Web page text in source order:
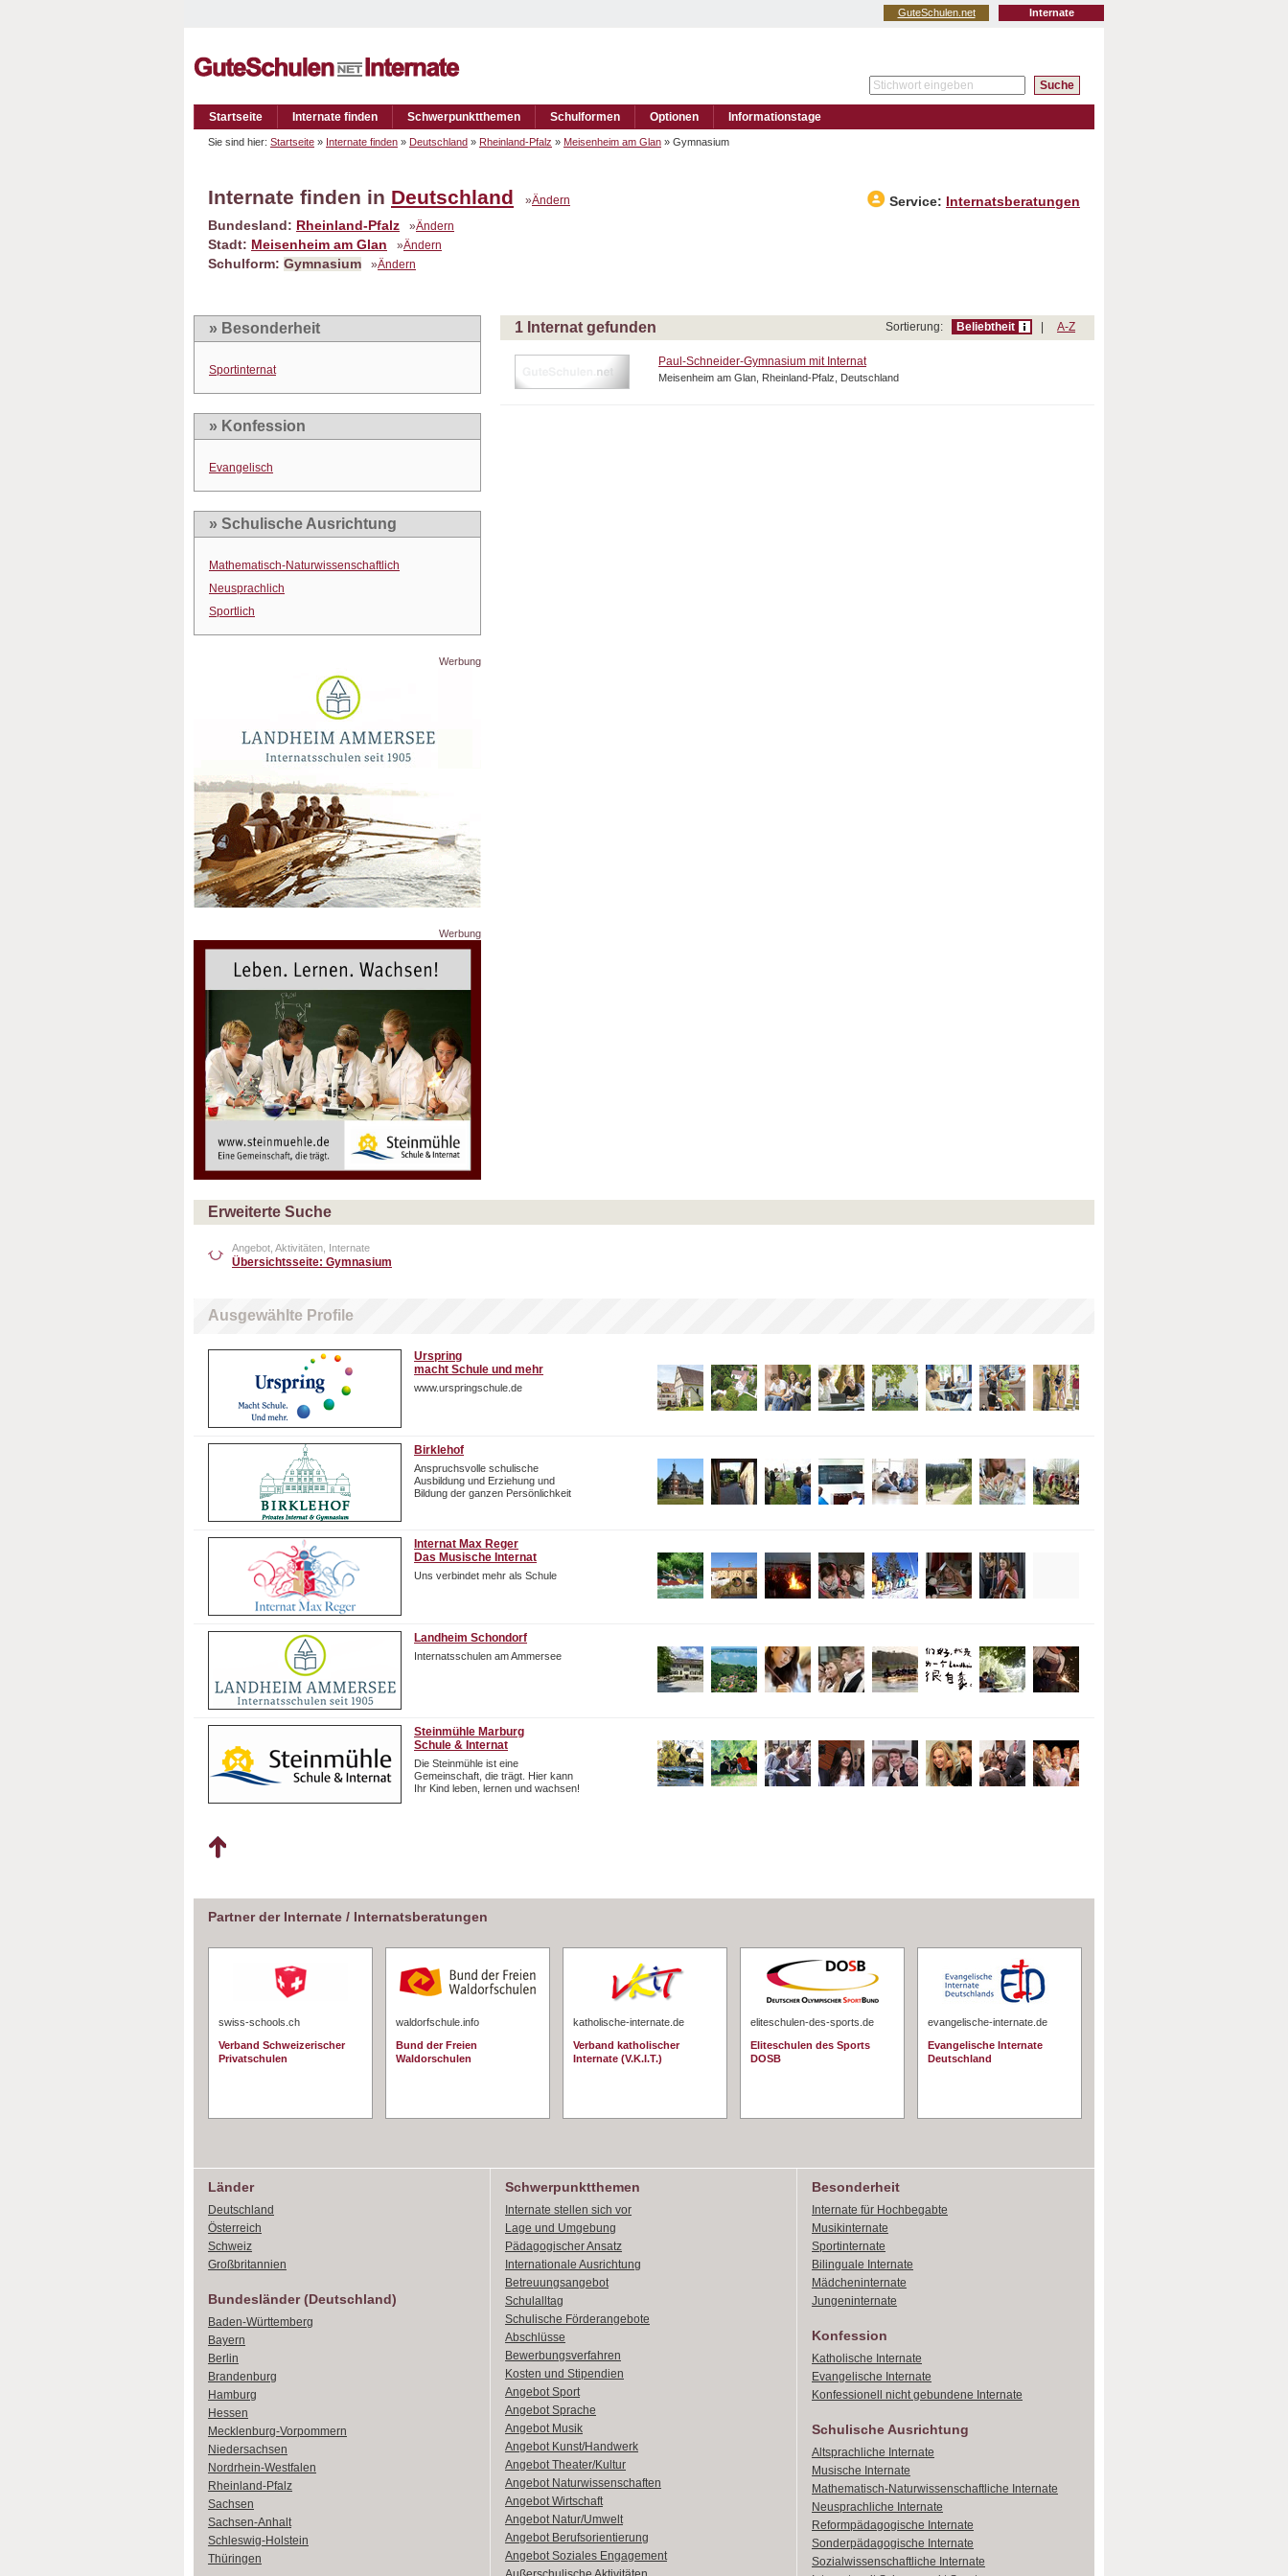
Internate
GuteSchulen.net
Startseite Internate finden Schwerpunktthemen Schulformen Optionen Informationstage
Sie sind hier: Startseite » Internate finden » Deutschland » Rheinland-Pfalz » Meisenheim am Glan » Gymnasium
Internate finden in Deutschland »Ändern Service:
Internatsberatungen
Bundesland: Rheinland-Pfalz »Ändern
Stadt: Meisenheim am Glan »Ändern
Schulform: Gymnasium »Ändern
» Besonderheit
Sportinternat
» Konfession
Evangelisch
» Schulische Ausrichtung
Mathematisch-Naturwissenschaftlich
Neusprachlich
Sportlich
Werbung
Werbung
1 Internat gefunden Sortierung: Beliebtheit A-Z
Paul-Schneider-Gymnasium mit Internat
Meisenheim am Glan, Rheinland-Pfalz, Deutschland
Erweiterte Suche
Angebot, Aktivitäten, Internate
Übersichtsseite: Gymnasium
Ausgewählte Profile
Urspring
macht Schule und mehr
www.urspringschule.de
Birklehof
Anspruchsvolle schulische
Ausbildung und Erziehung und
Bildung der ganzen Persönlichkeit
Internat Max Reger
Das Musische Internat
Uns verbindet mehr als Schule
Landheim Schondorf
Internatsschulen am Ammersee
Steinmühle Marburg
Schule & Internat
Die Steinmühle ist eine
Gemeinschaft, die trägt. Hier kann
Ihr Kind leben, lernen und wachsen!
Partner der Internate / Internatsberatungen
swiss-schools.ch
Verband Schweizerischer
Privatschulen
waldorfschule.info
Bund der Freien
Waldorschulen
katholische-internate.de
Verband katholischer
Internate (V.K.I.T.)
eliteschulen-des-sports.de
Eliteschulen des Sports
DOSB
evangelische-internate.de
Evangelische Internate
Deutschland
Länder
Deutschland
Österreich
Schweiz
Großbritannien
Bundesländer (Deutschland)
Baden-Württemberg
Bayern
Berlin
Brandenburg
Hamburg
Hessen
Mecklenburg-Vorpommern
Niedersachsen
Nordrhein-Westfalen
Rheinland-Pfalz
Sachsen
Sachsen-Anhalt
Schleswig-Holstein
Thüringen
Schwerpunktthemen
Internate stellen sich vor
Lage und Umgebung
Pädagogischer Ansatz
Internationale Ausrichtung
Betreuungsangebot
Schulalltag
Schulische Förderangebote
Abschlüsse
Bewerbungsverfahren
Kosten und Stipendien
Angebot Sport
Angebot Sprache
Angebot Musik
Angebot Kunst/Handwerk
Angebot Theater/Kultur
Angebot Naturwissenschaften
Angebot Wirtschaft
Angebot Natur/Umwelt
Angebot Berufsorientierung
Angebot Soziales Engagement
Besonderheit
Internate für Hochbegabte
Musikinternate
Sportinternate
Bilinguale Internate
Mädcheninternate
Jungeninternate
Konfession
Katholische Internate
Evangelische Internate
Konfessionell nicht gebundene Internate
Schulische Ausrichtung
Altsprachliche Internate
Musische Internate
Mathematisch-Naturwissenschaftliche Internate
Neusprachliche Internate
Reformpädagogische Internate
Sonderpädagogische Internate
Sozialwissenschaftliche Internate